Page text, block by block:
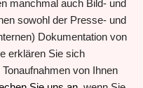
manchmal auch Bild- und
sowohl der Presse- und
Dokumentation von
erklären Sie sich
von Ihnen